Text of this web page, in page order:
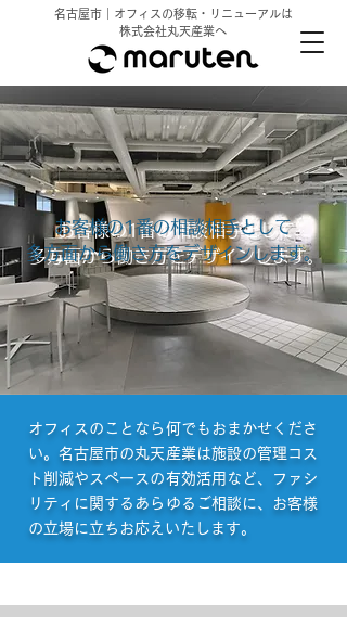
名古屋市｜オフィスの移転・リニューアルは
株式会社丸天産業へ
お客様の1番の相談相手として
多方面から働き方をデザインします。
オフィスのことなら何でもおまかせくださ
い。名古屋市の丸天産業は施設の管理コス
ト削減やスペースの有効活用など、ファシ
リティに関するあらゆるご相談に、お客様
の立場に立ちお応えいたします。